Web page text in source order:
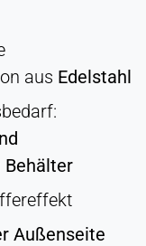
aus Edelstahl
Behälter
Außenseite